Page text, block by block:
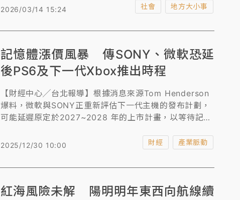
積電、美光等大廠皆到場搶才，平均年薪高達近230萬
與優渥待遇，積極招募跨領域與高階研發人才，為青年學
2026/03/14 15:24 社會 地方大小事
記憶體漲價風暴 傳SONY、微軟恐延
後PS6及下一代Xbox推出時程
【財經中心╱台北報導】根據消息來源Tom Henderson
爆料，微軟與SONY正重新評估下一代主機的發布計劃，
可能延遲原定於2027~2028 年的上市計畫，以等待記憶
2025/12/30 10:00 財經 產業脈動
紅海風險未解 陽明明年東西向航線續